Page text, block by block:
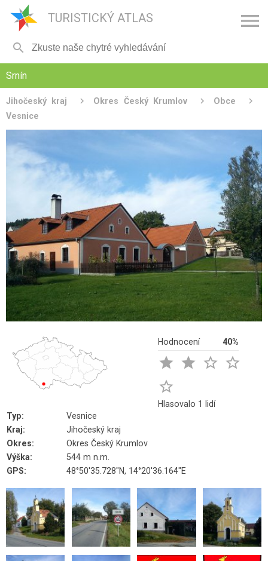
TURISTICKÝ ATLAS 

Srnín
Jihočeský kraj Okres Český Krumlov
Obce
Vesnice
Hodnocení 40%
   

Hlasovalo 1 lidí
Typ:
Vesnice
Kraj:
Jihočeský kraj
Okres:
Okres Český Krumlov
Výška:
544 m n.m.
GPS:
48°50'35.728"N, 14°20'36.164"E